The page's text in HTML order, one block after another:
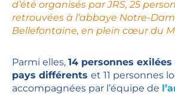
d’été organisés par JRS, 25
retrouvées à l’abbaye Notre-
Bellefontaine, en plein cœur du
Parmi elles, 14 personnes
pays différents et 11 personnes
accompagnées par l’équipe de